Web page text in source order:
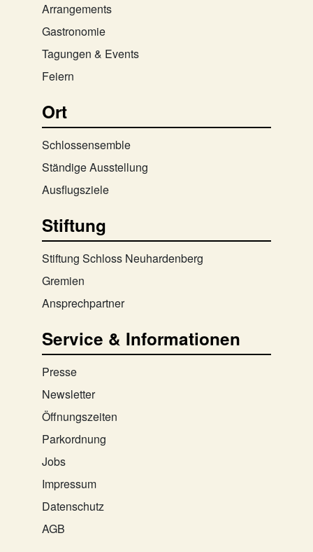
Arrangements
Gastronomie
Tagungen & Events
Feiern
Ort
Schlossensemble
Ständige Ausstellung
Ausflugsziele
Stiftung
Stiftung Schloss Neuhardenberg
Gremien
Ansprechpartner
Service & Informationen
Presse
Newsletter
Öffnungszeiten
Parkordnung
Jobs
Impressum
Datenschutz
AGB